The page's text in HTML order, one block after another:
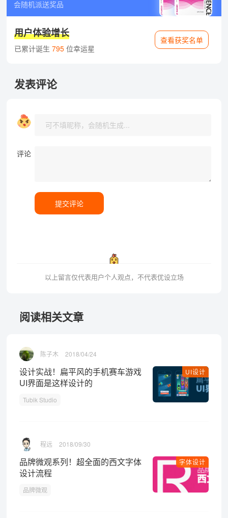
会随机派送奖品
用户体验增长
已累计诞生 795位幸运星
查看获奖名单
发表评论
评论
提交评论
以上留言仅代表用户个人观点，不代表优设立场
阅读相关文章
陈子木 2018/04/24
UI设计
设计实战！扁平风的手机赛车游戏
UI界面是这样设计的
Tubik Studio
程远 2018/09/30
字体设计
品牌微观系列！超全面的西文字体
设计流程
品牌微观